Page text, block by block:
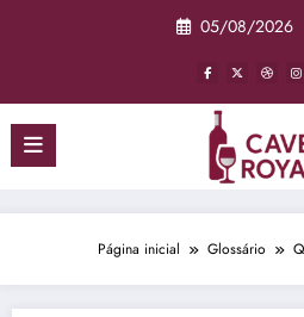
05/08/2026
Página inicial Glossário